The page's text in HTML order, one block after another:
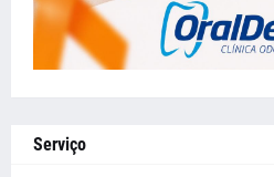
Serviço